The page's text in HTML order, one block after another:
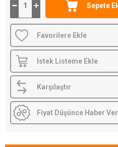
Favorilere Ekle
İstek Listeme Ekle
Karşılaştır
Fiyat Düşünce Haber Ver